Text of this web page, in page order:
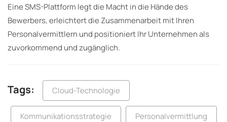
Eine SMS-Plattform legt die Macht in die Hände des
Bewerbers, erleichtert die Zusammenarbeit mit Ihren
Personalvermittlern und positioniert Ihr Unternehmen als
zuvorkommend und zugänglich.
Tags: Cloud-Technologie
Kommunikationsstrategie Personalvermittlung